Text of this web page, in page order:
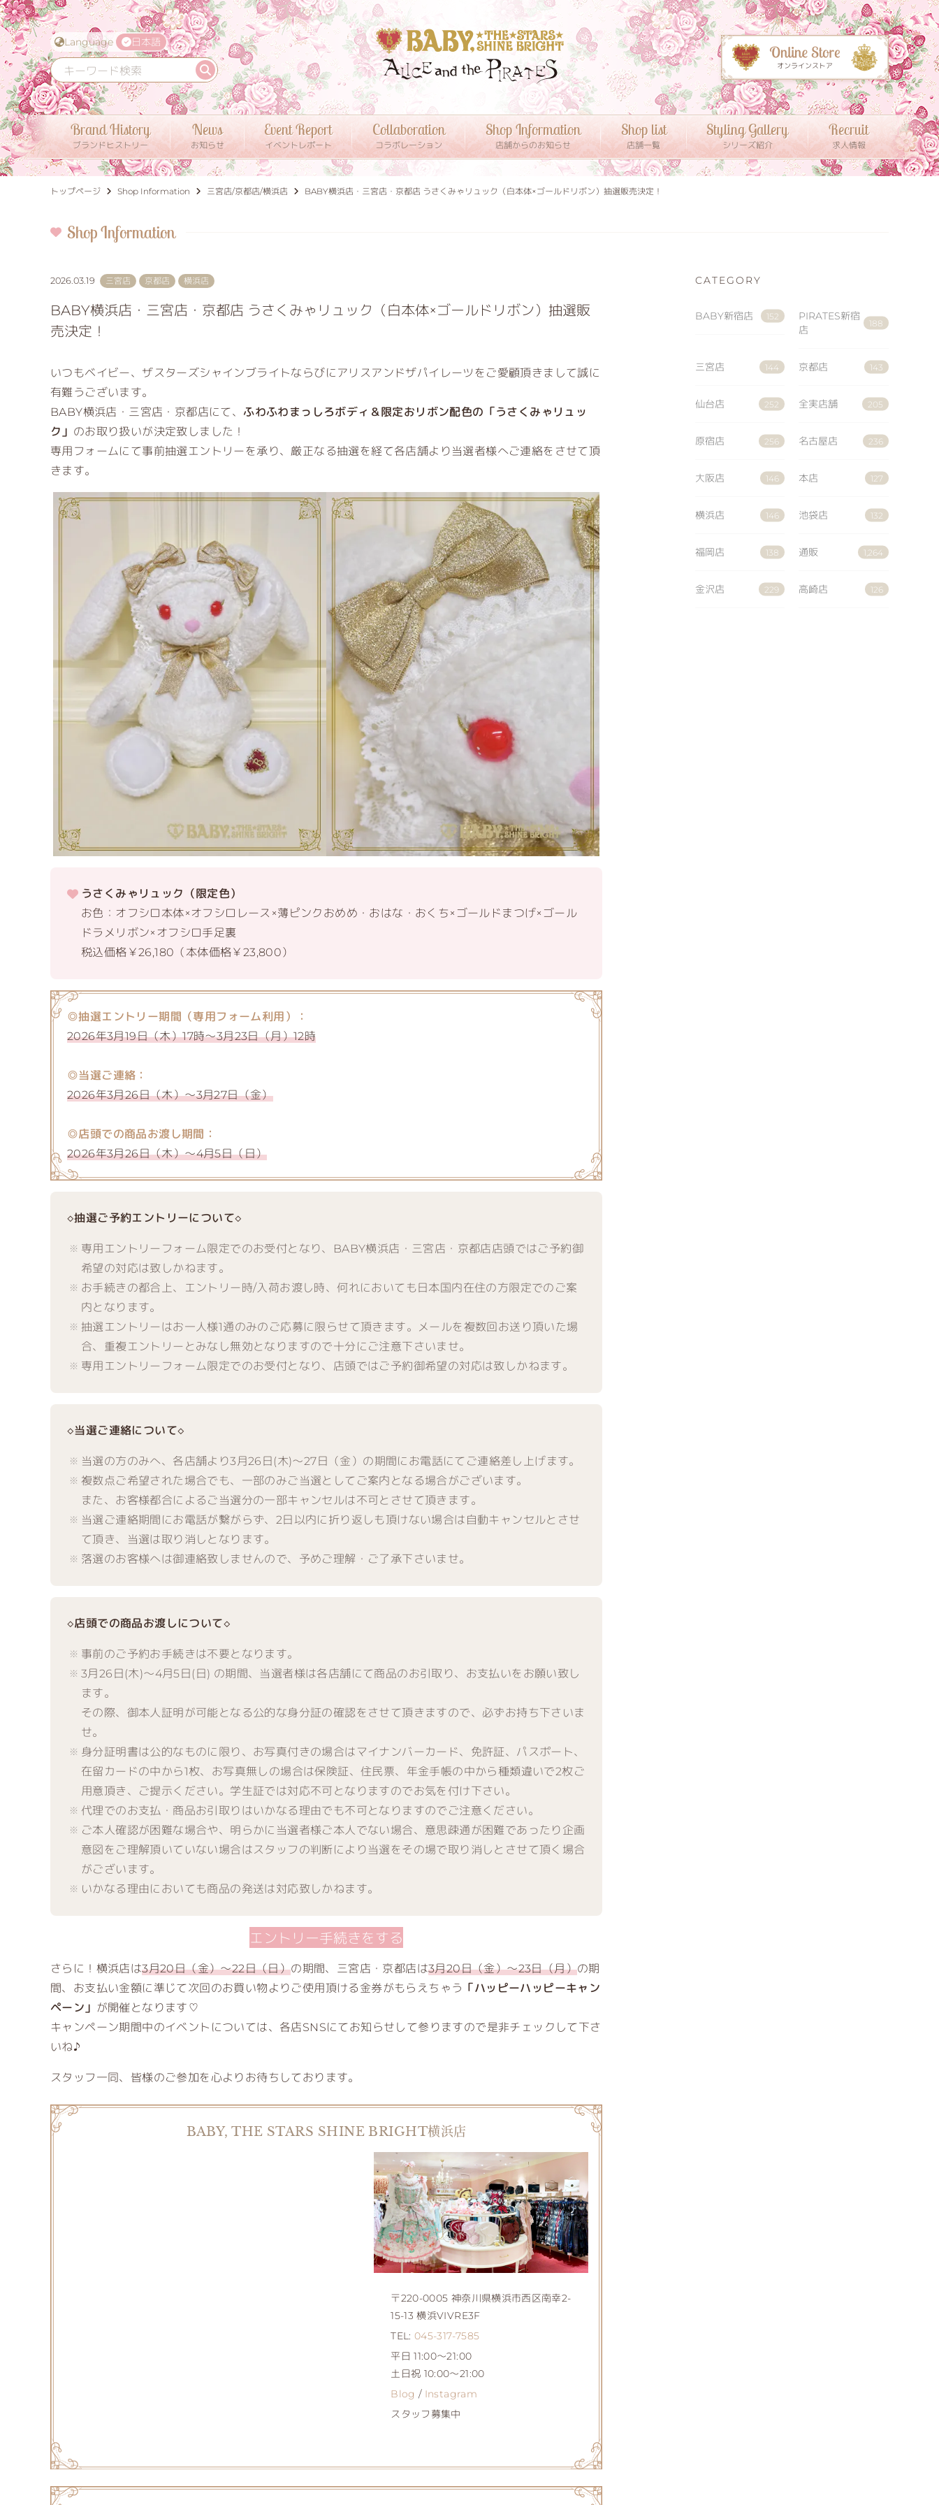
Language 日本語
Brand History
ブランドヒストリー
News
お知らせ
Event Report
イベントレポート
Collaboration
コラボレーション
Shop Information
店舗からのお知らせ
Shop list
店舗一覧
Styling Gallery
シリーズ紹介
Recruit
求人情報
トップページ Shop Information 三宮店 京都店 横浜店 BABY横浜店・三宮店・京都店 うさくみゃリュック（白本体×ゴールドリボン）抽選販売決定！
Shop Information
2026.03.19 三宮店 京都店 横浜店
BABY横浜店・三宮店・京都店 うさくみゃリュック（白本体×ゴールドリボン）抽選販
売決定！
いつもベイビー、ザスターズシャインブライトならびにアリスアンドザパイレーツをご愛顧頂きまして誠に
有難うございます。
BABY横浜店・三宮店・京都店にて、 ふわふわまっしろボディ＆限定おリボン配色の「うさくみゃリュッ
ク」 のお取り扱いが決定致しました！
専用フォームにて事前抽選エントリーを承り、厳正なる抽選を経て各店舗より当選者様へご連絡をさせて頂
きます。
うさくみゃリュック（限定色）
お色：オフシロ本体×オフシロレース×薄ピンクおめめ・おはな・おくち×ゴールドまつげ×ゴール
ドラメリボン×オフシロ手足裏
税込価格￥26,180（本体価格￥23,800）
◎抽選エントリー期間（専用フォーム利用）：
2026年3月19日（木）17時～3月23日（月）12時
◎当選ご連絡：
2026年3月26日（木）～3月27日（金）
◎店頭での商品お渡し期間：
2026年3月26日（木）～4月5日（日）
◇抽選ご予約エントリーについて◇
専用エントリーフォーム限定でのお受付となり、BABY横浜店・三宮店・京都店店頭ではご予約御
希望の対応は致しかねます。
お手続きの都合上、エントリー時/入荷お渡し時、何れにおいても日本国内在住の方限定でのご案
内となります。
抽選エントリーはお一人様1通のみのご応募に限らせて頂きます。メールを複数回お送り頂いた場
合、重複エントリーとみなし無効となりますので十分にご注意下さいませ。
専用エントリーフォーム限定でのお受付となり、店頭ではご予約御希望の対応は致しかねます。
◇当選ご連絡について◇
当選の方のみへ、各店舗より3月26日(木)～27日（金）の期間にお電話にてご連絡差し上げます。
複数点ご希望された場合でも、一部のみご当選としてご案内となる場合がございます。
また、お客様都合によるご当選分の一部キャンセルは不可とさせて頂きます。
当選ご連絡期間にお電話が繋がらず、2日以内に折り返しも頂けない場合は自動キャンセルとさせ
て頂き、当選は取り消しとなります。
落選のお客様へは御連絡致しませんので、予めご理解・ご了承下さいませ。
◇店頭での商品お渡しについて◇
事前のご予約お手続きは不要となります。
3月26日(木)～4月5日(日) の期間、当選者様は各店舗にて商品のお引取り、お支払いをお願い致し
ます。
その際、御本人証明が可能となる公的な身分証の確認をさせて頂きますので、必ずお持ち下さいま
せ。
身分証明書は公的なものに限り、お写真付きの場合はマイナンバーカード、免許証、パスポート、
在留カードの中から1枚、お写真無しの場合は保険証、住民票、年金手帳の中から種類違いで2枚ご
用意頂き、ご提示ください。学生証では対応不可となりますのでお気を付け下さい。
代理でのお支払・商品お引取りはいかなる理由でも不可となりますのでご注意ください。
ご本人確認が困難な場合や、明らかに当選者様ご本人でない場合、意思疎通が困難であったり企画
意図をご理解頂いていない場合はスタッフの判断により当選をその場で取り消しとさせて頂く場合
がございます。
いかなる理由においても商品の発送は対応致しかねます。
エントリー手続きをする
さらに！横浜店は3月20日（金）～22日（日）の期間、三宮店・京都店は3月20日（金）～23日（月）の期
間、お支払い金額に準じて次回のお買い物よりご使用頂ける金券がもらえちゃう 「ハッピーハッピーキャン
ペーン」 が開催となります♡
キャンペーン期間中のイベントについては、各店SNSにてお知らせして参りますので是非チェックして下さ
いね♪
スタッフ一同、皆様のご参加を心よりお待ちしております。
BABY, THE STARS SHINE BRIGHT横浜店
〒220-0005 神奈川県横浜市西区南幸2-
15-13 横浜VIVRE3F
TEL:045-317-7585
平日 11:00～21:00
土日祝 10:00～21:00
Blog / Instagram
スタッフ募集中
CATEGORY
BABY新宿店 152
PIRATES新宿
店
188
三宮店 144 京都店 143
仙台店 252 全実店舗 205
原宿店 256 名古屋店 236
大阪店 146 本店 127
横浜店 146 池袋店 132
福岡店 138 通販 1,264
金沢店 229 高崎店 126